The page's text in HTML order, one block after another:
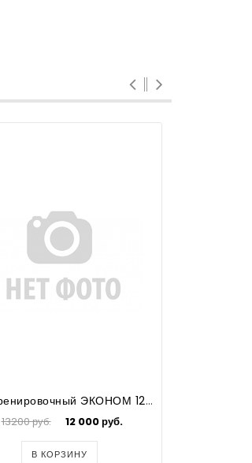
Щит тренировочный ЭКОНОМ 1200х900 мм из оргстекла 8мм на металлической раме
13200 руб. 12 000 руб.
В КОРЗИНУ